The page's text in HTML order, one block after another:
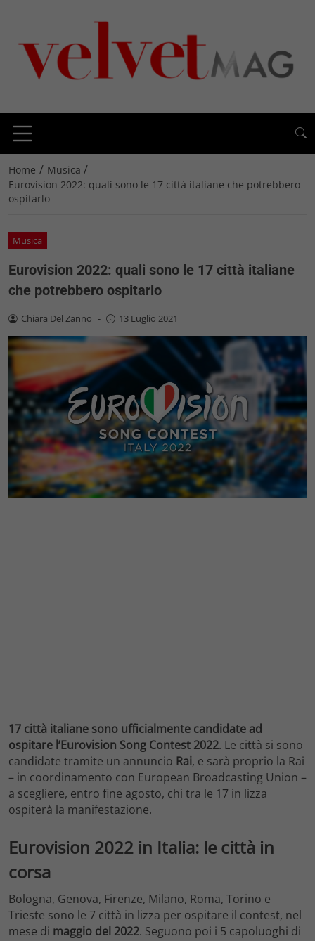
Home / Musica /
Eurovision 2022: quali sono le 17 città italiane che potrebbero
ospitarlo
Musica
Eurovision 2022: quali sono le 17 città italiane
che potrebbero ospitarlo
Chiara Del Zanno - 13 Luglio 2021
17 città italiane sono ufficialmente candidate ad
ospitare l’Eurovision Song Contest 2022. Le città si sono
candidate tramite un annuncio Rai, e sarà proprio la Rai
– in coordinamento con European Broadcasting Union –
a scegliere, entro fine agosto, chi tra le 17 in lizza
ospiterà la manifestazione.
Eurovision 2022 in Italia: le città in
corsa
Bologna, Genova, Firenze, Milano, Roma, Torino e
Trieste sono le 7 città in lizza per ospitare il contest, nel
mese di maggio del 2022. Seguono poi i 5 capoluoghi di